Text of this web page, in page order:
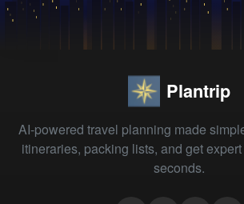
Plantrip
AI-powered travel planning made
itineraries, packing lists, and get
seconds.